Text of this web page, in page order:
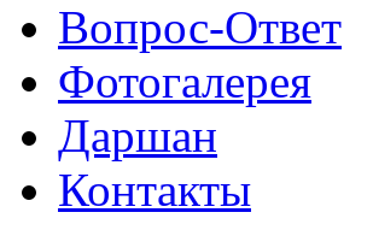
Вопрос-Ответ
Фотогалерея
Даршан
Контакты